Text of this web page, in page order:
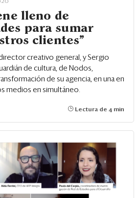
lleno de
para sumar
clientes"
creativo general, y Sergio
de cultura, de Nodos,
de su agencia, en una en
medios en simultáneo.
Lectura de 4 min